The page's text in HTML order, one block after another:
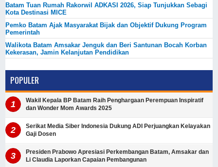
Batam Tuan Rumah Rakorwil ADKASI 2026, Siap Tunjukkan Sebagi
Kota Destinasi MICE
Pemko Batam Ajak Masyarakat Bijak dan Objektif Dukung Program
Pemerintah
Walikota Batam Amsakar Jenguk dan Beri Santunan Bocah Korban
Kekerasan, Jamin Kelanjutan Pendidikan
POPULER
Wakil Kepala BP Batam Raih Penghargaan Perempuan Inspiratif
dan Wonder Mom Awards 2025
Serikat Media Siber Indonesia Dukung ADI Perjuangkan Kelayakan
Gaji Dosen
Presiden Prabowo Apresiasi Perkembangan Batam, Amsakar dan
Li Claudia Laporkan Capaian Pembangunan